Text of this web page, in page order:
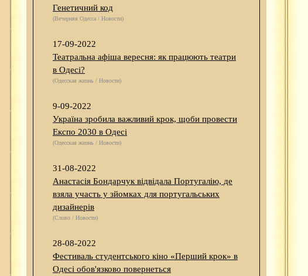
Генетичний код
(Вечерняя Одесса / Новости)
17-09-2022
Театральна афіша вересня: як працюють театри
в Одесі?
(Одесская жизнь / Новости)
9-09-2022
Україна зробила важливий крок, щоби провести
Експо 2030 в Одесі
(Одесская жизнь / Новости)
31-08-2022
Анастасія Бондарчук відвідала Португалію, де
взяла участь у зйомках для португальських
дизайнерів
(Слово / Новости)
28-08-2022
Фестиваль студентського кіно «Перший крок» в
Одесі обов'язково повернеться